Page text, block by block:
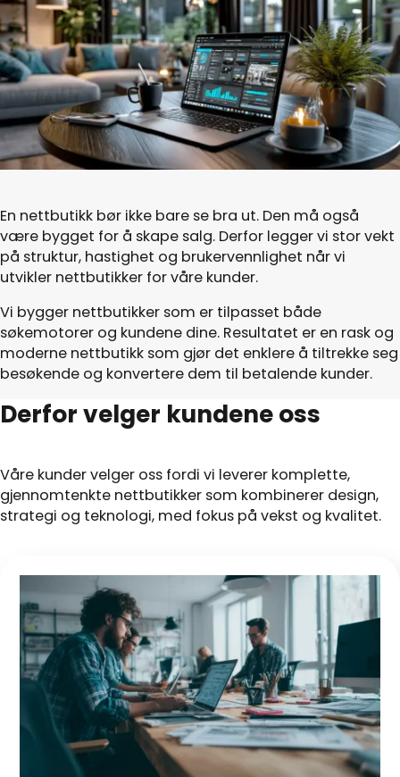
En nettbutikk bør ikke bare se bra ut. Den må også
være bygget for å skape salg. Derfor legger vi stor vekt
på struktur, hastighet og brukervennlighet når vi
utvikler nettbutikker for våre kunder.
Vi bygger nettbutikker som er tilpasset både
søkemotorer og kundene dine. Resultatet er en rask og
moderne nettbutikk som gjør det enklere å tiltrekke seg
besøkende og konvertere dem til betalende kunder.
Derfor velger kundene oss
Våre kunder velger oss fordi vi leverer komplette,
gjennomtenkte nettbutikker som kombinerer design,
strategi og teknologi, med fokus på vekst og kvalitet.